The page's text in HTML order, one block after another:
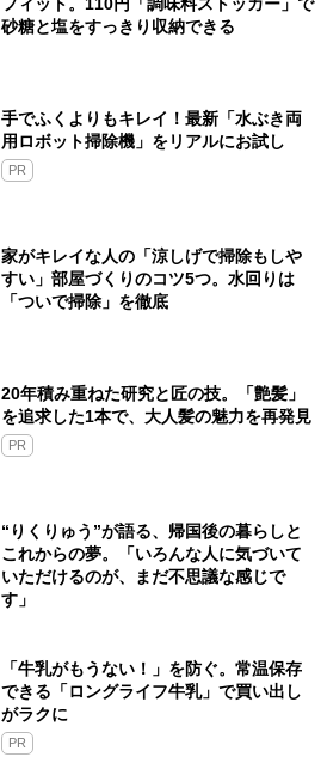
砂糖と塩をすっきり収納できる
手でふくよりもキレイ！最新「水ぶき両
用ロボット掃除機」をリアルにお試し
PR
家がキレイな人の「涼しげで掃除もしや
すい」部屋づくりのコツ5つ。水回りは
「ついで掃除」を徹底
20年積み重ねた研究と匠の技。「艶髪」
を追求した1本で、大人髪の魅力を再発見
PR
“りくりゅう”が語る、帰国後の暮らしと
これからの夢。「いろんな人に気づいて
いただけるのが、まだ不思議な感じで
す」
「牛乳がもうない！」を防ぐ。常温保存
できる「ロングライフ牛乳」で買い出し
がラクに
PR